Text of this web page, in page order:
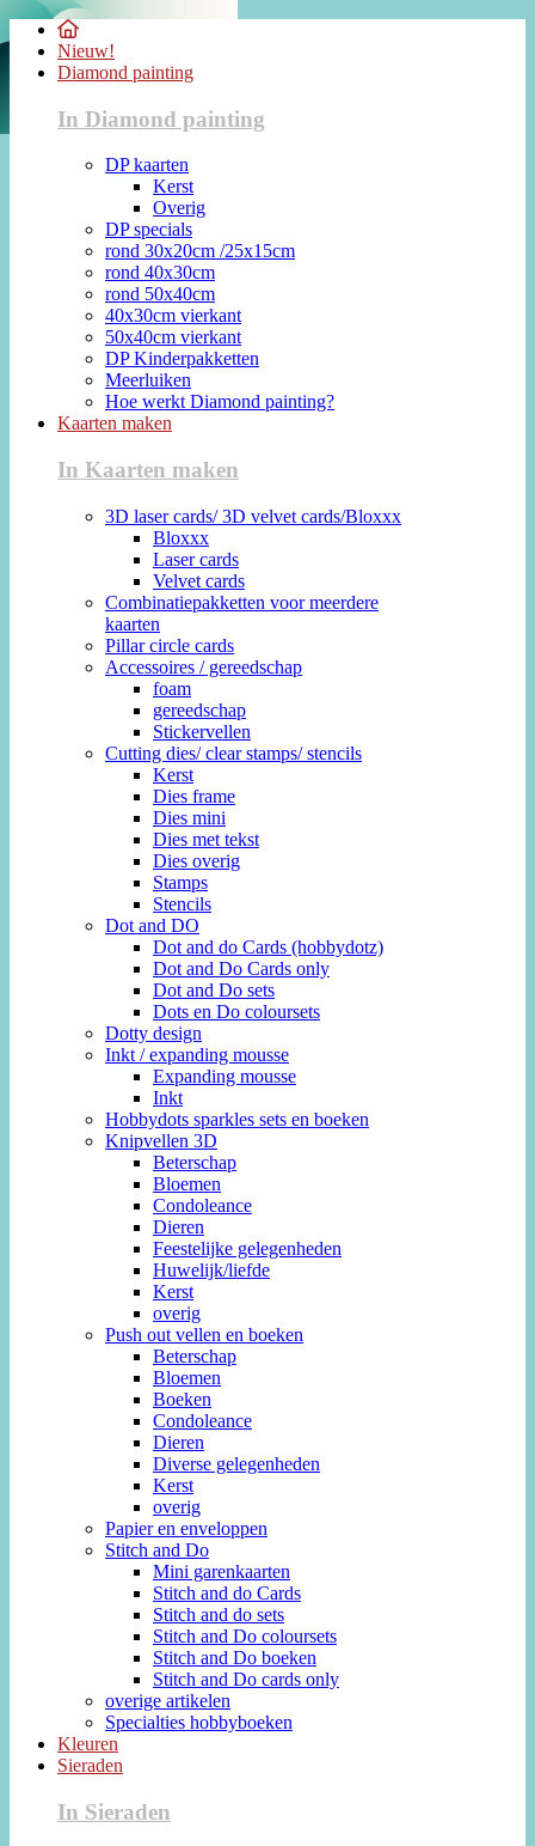
Nieuw!
Diamond painting
In Diamond painting
DP kaarten
Kerst
Overig
DP specials
rond 30x20cm /25x15cm
rond 40x30cm
rond 50x40cm
40x30cm vierkant
50x40cm vierkant
DP Kinderpakketten
Meerluiken
Hoe werkt Diamond painting?
Kaarten maken
In Kaarten maken
3D laser cards/ 3D velvet cards/Bloxxx
Bloxxx
Laser cards
Velvet cards
Combinatiepakketten voor meerdere
kaarten
Pillar circle cards
Accessoires / gereedschap
foam
gereedschap
Stickervellen
Cutting dies/ clear stamps/ stencils
Kerst
Dies frame
Dies mini
Dies met tekst
Dies overig
Stamps
Stencils
Dot and DO
Dot and do Cards (hobbydotz)
Dot and Do Cards only
Dot and Do sets
Dots en Do coloursets
Dotty design
Inkt / expanding mousse
Expanding mousse
Inkt
Hobbydots sparkles sets en boeken
Knipvellen 3D
Beterschap
Bloemen
Condoleance
Dieren
Feestelijke gelegenheden
Huwelijk/liefde
Kerst
overig
Push out vellen en boeken
Beterschap
Bloemen
Boeken
Condoleance
Dieren
Diverse gelegenheden
Kerst
overig
Papier en enveloppen
Stitch and Do
Mini garenkaarten
Stitch and do Cards
Stitch and do sets
Stitch and Do coloursets
Stitch and Do boeken
Stitch and Do cards only
overige artikelen
Specialties hobbyboeken
Kleuren
Sieraden
In Sieraden